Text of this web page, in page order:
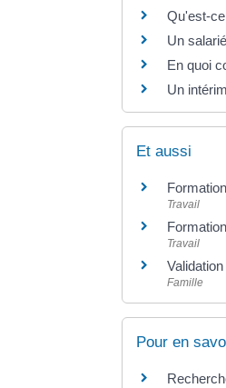
Qu'est-
Un
En quoi
Un
Et aussi
Travail
Travail
Famille
Pour en